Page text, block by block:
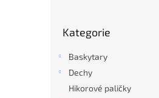
kategorie
Kategorie
Baskytary
Dechy
Hikorové paličky